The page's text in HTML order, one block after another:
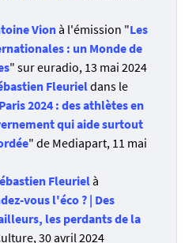
Vionà l'émission "Les
: un Monde de
" sur euradio, 13 mai 2024
Fleurieldans le
Paris 2024 : des athlètes en
qui aide surtout
" de Mediapart, 11 mai
Fleurielà
vous l'éco ? | Des
les perdants de la
30 avril 2024